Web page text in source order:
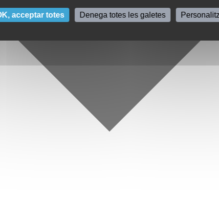
acceptar totes Denega totes les galetes